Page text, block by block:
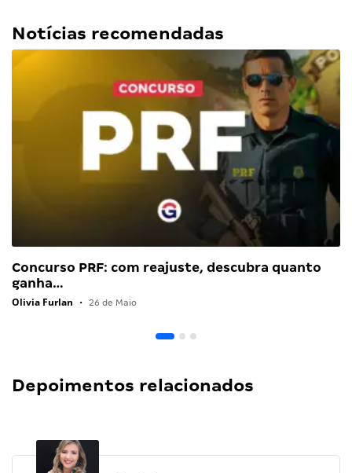
Notícias recomendadas
Concurso PRF: com reajuste, descubra quanto
ganha…
Olivia Furlan • 26 de Maio
Depoimentos relacionados